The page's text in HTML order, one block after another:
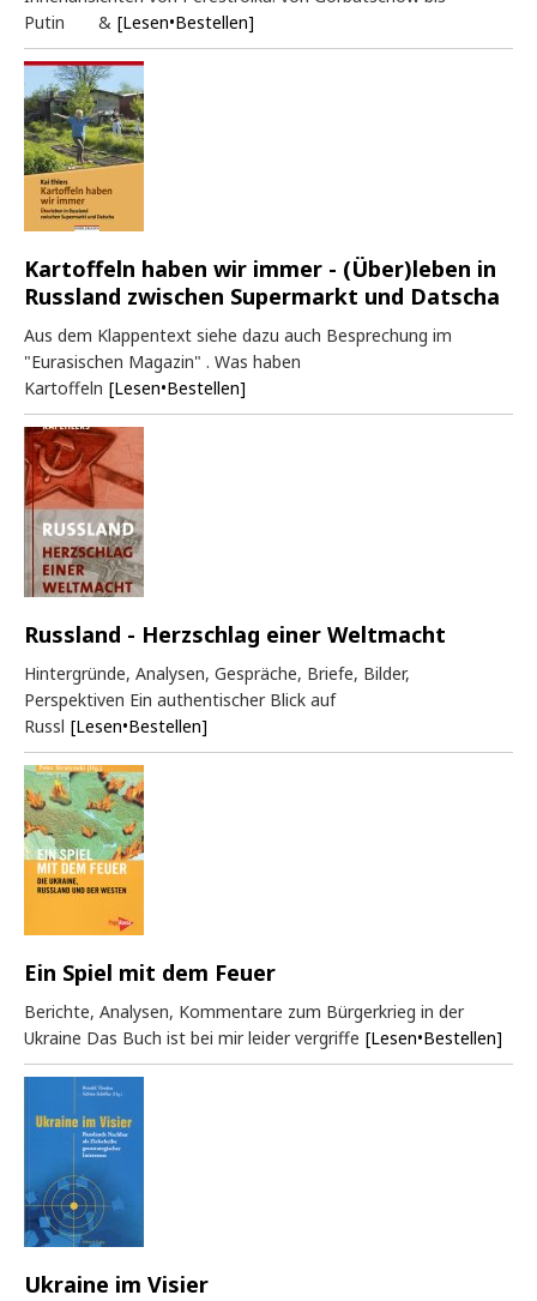
Putin & [Lesen•Bestellen]
Kartoffeln haben wir immer - (Über)leben in
Russland zwischen Supermarkt und Datscha
Aus dem Klappentext siehe dazu auch Besprechung im
"Eurasischen Magazin" . Was haben
Kartoffeln [Lesen•Bestellen]
Russland - Herzschlag einer Weltmacht
Hintergründe, Analysen, Gespräche, Briefe, Bilder,
Perspektiven Ein authentischer Blick auf
Russl [Lesen•Bestellen]
Ein Spiel mit dem Feuer
Berichte, Analysen, Kommentare zum Bürgerkrieg in der
Ukraine Das Buch ist bei mir leider vergriffe [Lesen•Bestellen]
Ukraine im Visier